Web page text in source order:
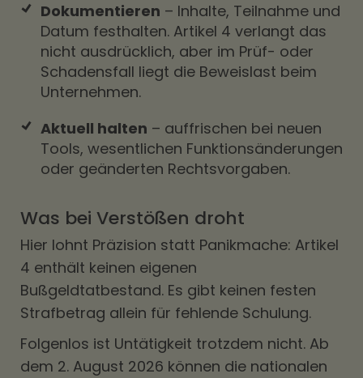
Dokumentieren – Inhalte, Teilnahme und
Datum festhalten. Artikel 4 verlangt das
nicht ausdrücklich, aber im Prüf- oder
Schadensfall liegt die Beweislast beim
Unternehmen.
Aktuell halten – auffrischen bei neuen
Tools, wesentlichen Funktionsänderungen
oder geänderten Rechtsvorgaben.
Was bei Verstößen droht
Hier lohnt Präzision statt Panikmache: Artikel
4 enthält keinen eigenen
Bußgeldtatbestand. Es gibt keinen festen
Strafbetrag allein für fehlende Schulung.
Folgenlos ist Untätigkeit trotzdem nicht. Ab
dem 2. August 2026 können die nationalen